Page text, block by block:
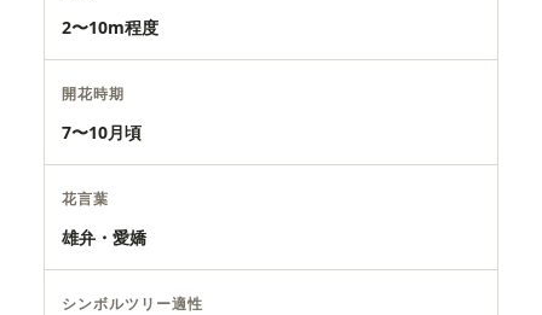
2〜10m程度
開花時期
7〜10月頃
花言葉
雄弁・愛嬌
シンボルツリー適性